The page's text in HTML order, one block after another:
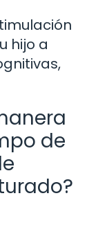
hijo a
de